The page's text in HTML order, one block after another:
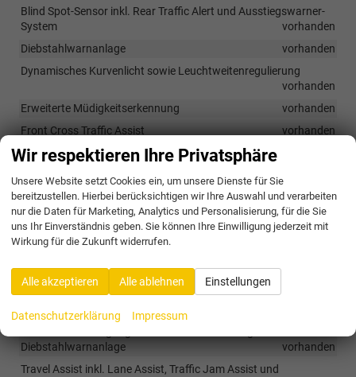
Blind Spot-Sensor inkl. Rear Traffic Alert und Ausstiegswarner-
System
vorhanden
Diebstahlwarnanlage
vorhanden
Dynamisches Kurvenlicht sowie Leuchtweitenregulierung
vorhanden
Erweiterte Müdigkeitserkennung
vorhanden
Front Cross Traffic Assist
vorhanden
Isofix-Vorbereitung (Halterungen zur Befestigung von 2
Kindersitzen auf der Rückbank)
Kopfairbagsystem inkl. Seitenairbags für Vorder- und Rücksitze
sowie Centerairbag vorne
vorhanden
Memory-Funktion in Verbindung mit Park Assist Plus
Park Assist Pro
Regensensor
Reifendruckanzeige
Diebstahlwarnanlage
vorhanden
Travel Assist inkl. Lane Assist, Traffic Jam Assist und
Wir respektieren Ihre Privatsphäre
Unsere Website setzt Cookies ein, um unsere Dienste für Sie
bereitzustellen. Hierbei berücksichtigen wir Ihre Auswahl und verarbeiten
nur die Daten für Marketing, Analytics und Personalisierung, für die Sie
uns Ihr Einverständnis geben. Sie können Ihre Einwilligung jederzeit mit
Wirkung für die Zukunft widerrufen.
Alle akzeptieren Alle ablehnen Einstellungen
Datenschutzerklärung Impressum